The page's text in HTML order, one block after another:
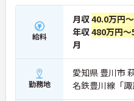
給料
月収40.0万円
年収480万円～
月
勤務地
愛知県 豊川市
名鉄豊川線「